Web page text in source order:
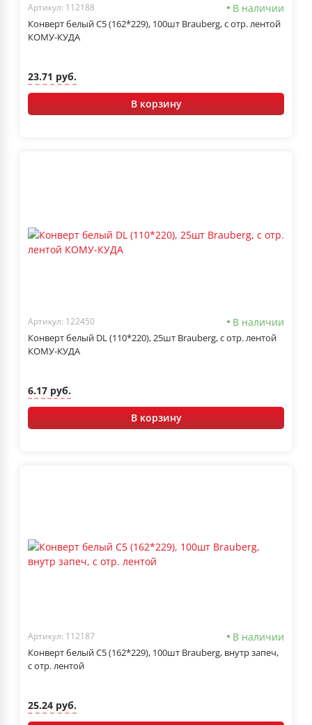
Артикул: 112188 В наличии
Конверт белый С5 (162*229), 100шт Brauberg, с отр. лентой
КОМУ-КУДА
23.71 руб.
В корзину
Артикул: 122450 В наличии
Конверт белый DL (110*220), 25шт Brauberg, с отр. лентой
КОМУ-КУДА
6.17 руб.
В корзину
Артикул: 112187 В наличии
Конверт белый С5 (162*229), 100шт Brauberg, внутр запеч,
с отр. лентой
25.24 руб.